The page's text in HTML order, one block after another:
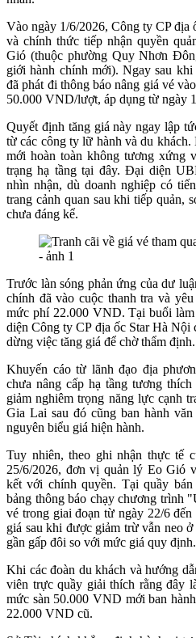
Vào ngày 1/6/2026, Công ty CP địa
và chính thức tiếp nhận quyền
Gió (thuộc phường Quy Nhơn
giới hành chính mới). Ngay sau
đã phát đi thông báo nâng giá vé
50.000 VND/lượt, áp dụng từ ngày
Quyết định tăng giá này ngay lập
từ các công ty lữ hành và du
mới hoàn toàn không tương xứng
trạng hạ tầng tại đây. Đại diện
nhìn nhận, dù doanh nghiệp có
trang cảnh quan sau khi tiếp quản,
chưa đáng kể.
Trước làn sóng phản ứng của dư
chính đã vào cuộc thanh tra và
mức phí 22.000 VND. Tại buổi
diện Công ty CP địa ốc Star Hà Nội
dừng việc tăng giá để chờ thẩm định.
Khuyến cáo từ lãnh đạo địa
chưa nâng cấp hạ tầng tương
giảm nghiêm trọng năng lực cạnh
Gia Lai sau đó cũng ban hành
nguyên biểu giá hiện hành.
Tuy nhiên, theo ghi nhận thực tế
25/6/2026, đơn vị quản lý Eo Gió
kết với chính quyền. Tại quầy
bảng thông báo chạy chương trình
vé trong giai đoạn từ ngày 22/6
giá sau khi được giảm trừ vẫn neo
gần gấp đôi so với mức giá quy định.
Khi các đoàn du khách và hướng
viên trực quầy giải thích rằng đây
mức sàn 50.000 VND mới ban
22.000 VND cũ.